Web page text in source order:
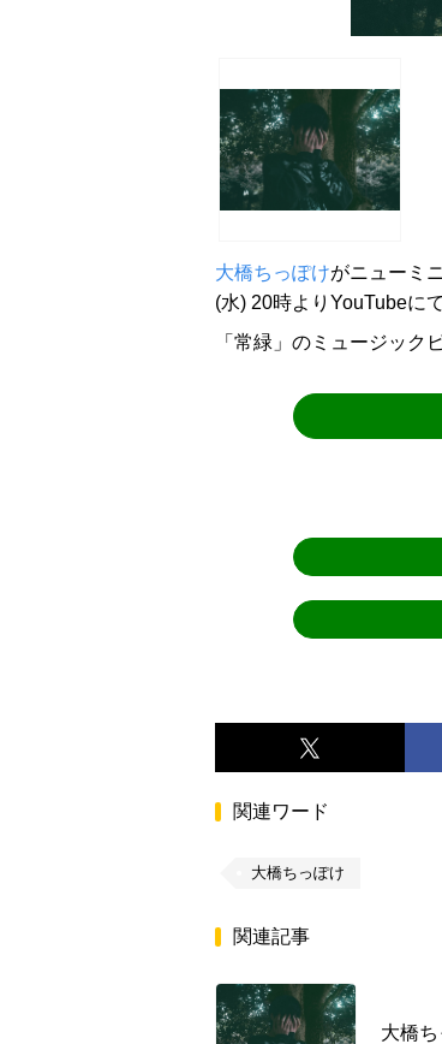
大橋ちっぽけがニューミ
(水) 20時よりYouTubeに
「常緑」のミュージッ
関連ワード
大橋ちっぽけ
関連記事
大橋